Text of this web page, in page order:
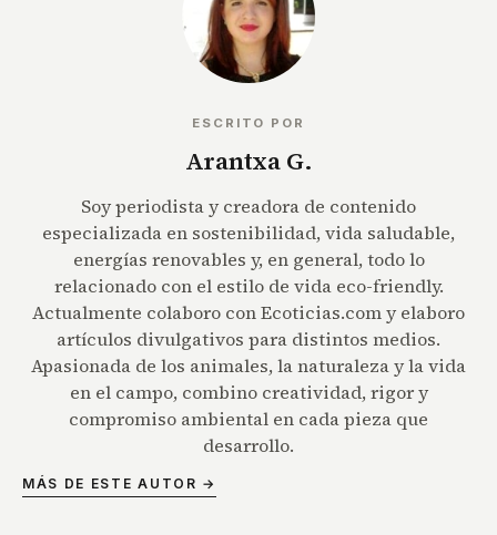
ESCRITO POR
Arantxa G.
Soy periodista y creadora de contenido
especializada en sostenibilidad, vida saludable,
energías renovables y, en general, todo lo
relacionado con el estilo de vida eco-friendly.
Actualmente colaboro con Ecoticias.com y elaboro
artículos divulgativos para distintos medios.
Apasionada de los animales, la naturaleza y la vida
en el campo, combino creatividad, rigor y
compromiso ambiental en cada pieza que
desarrollo.
MÁS DE ESTE AUTOR →